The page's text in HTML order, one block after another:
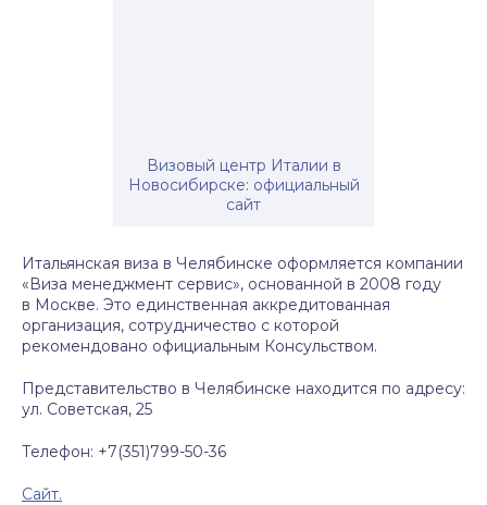
Визовый центр Италии в
Новосибирске: официальный
сайт
Итальянская виза в Челябинске оформляется компании
«Виза менеджмент сервис», основанной в 2008 году
в Москве. Это единственная аккредитованная
организация, сотрудничество с которой
рекомендовано официальным Консульством.
Представительство в Челябинске находится по адресу:
ул. Советская, 25
Телефон: +7(351)799-50-36
Сайт.